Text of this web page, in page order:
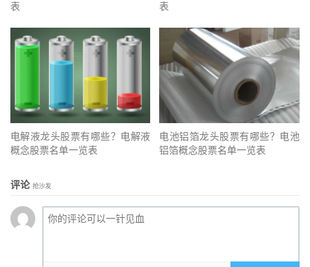
表
表
电解液龙头股票有哪些？电解液
概念股票名单一览表
电池铝箔龙头股票有哪些？电池
铝箔概念股票名单一览表
评论 抢沙发